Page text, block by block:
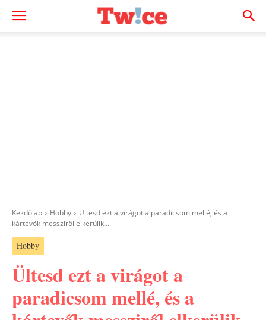
Kezdőlap Hobby
Ültesd ezt a virágot a paradicsom mellé, és a
kártevők messziről elkerülik...
Hobby
Ültesd ezt a virágot a
paradicsom mellé, és a